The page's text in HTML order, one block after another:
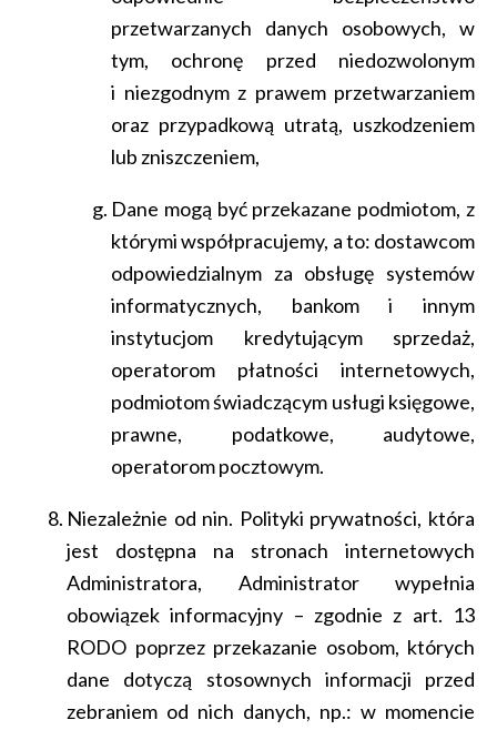
przetwarzanych danych osobowych, w
tym, ochronę przed niedozwolonym
i niezgodnym z prawem przetwarzaniem
oraz przypadkową utratą, uszkodzeniem
lub zniszczeniem,
Dane mogą być przekazane podmiotom, z
którymi współpracujemy, a to: dostawcom
odpowiedzialnym za obsługę systemów
informatycznych, bankom i innym
instytucjom kredytującym sprzedaż,
operatorom płatności internetowych,
podmiotom świadczącym usługi księgowe,
prawne, podatkowe, audytowe,
operatorom pocztowym.
Niezależnie od nin. Polityki prywatności, która
jest dostępna na stronach internetowych
Administratora, Administrator wypełnia
obowiązek informacyjny – zgodnie z art. 13
RODO poprzez przekazanie osobom, których
dane dotyczą stosownych informacji przed
zebraniem od nich danych, np.: w momencie